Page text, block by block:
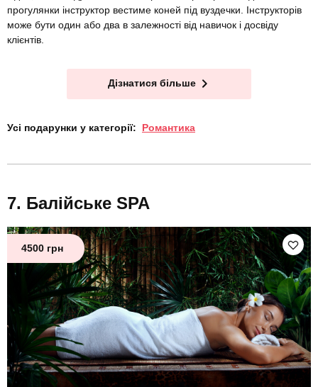
прогулянки інструктор вестиме коней під вуздечки. Інструкторів
може бути один або два в залежності від навичок і досвіду
клієнтів.
Дізнатися більше
Усі подарунки у категорії: Романтика
Балійське SPA
4500 грн